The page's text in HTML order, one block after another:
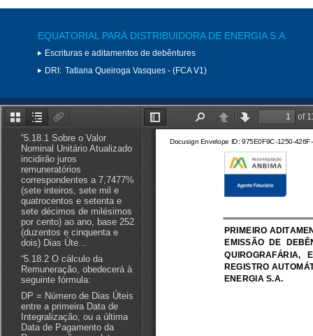
EQUATORIAL PARÁ DISTRIBUIDORA DE ENERGIA S.A.
Escrituras e aditamentos de debêntures
DRI: Tatiana Queiroga Vasques - (FCA V1)